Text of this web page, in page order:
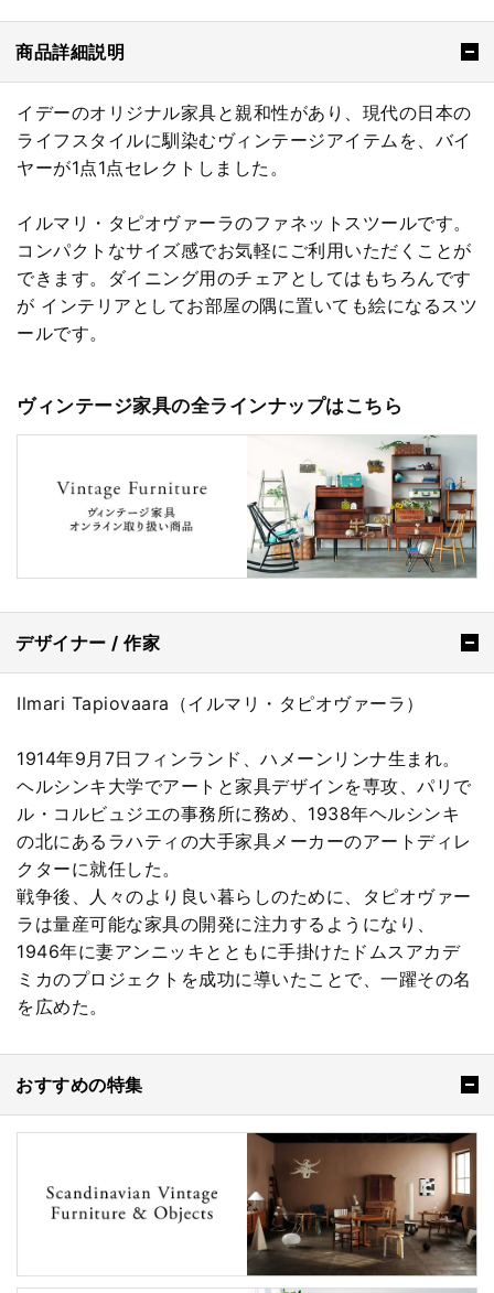
商品詳細説明
イデーのオリジナル家具と親和性があり、現代の日本の
ライフスタイルに馴染むヴィンテージアイテムを、バイ
ヤーが1点1点セレクトしました。
イルマリ・タピオヴァーラのファネットスツールです。
コンパクトなサイズ感でお気軽にご利用いただくことが
できます。ダイニング用のチェアとしてはもちろんです
が インテリアとしてお部屋の隅に置いても絵になるスツ
ールです。
ヴィンテージ家具の全ラインナップはこちら
デザイナー / 作家
Ilmari Tapiovaara（イルマリ・タピオヴァーラ）
1914年9月7日フィンランド、ハメーンリンナ生まれ。
ヘルシンキ大学でアートと家具デザインを専攻、パリで
ル・コルビュジエの事務所に務め、1938年ヘルシンキ
の北にあるラハティの大手家具メーカーのアートディレ
クターに就任した。
戦争後、人々のより良い暮らしのために、タピオヴァー
ラは量産可能な家具の開発に注力するようになり、
1946年に妻アンニッキとともに手掛けたドムスアカデ
ミカのプロジェクトを成功に導いたことで、一躍その名
を広めた。
おすすめの特集